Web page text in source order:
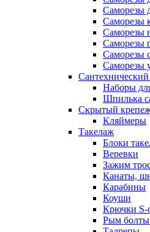
Саморезы
Саморезы
Саморезы
Саморезы
Саморезы
Саморезы
Наборы
Шпилька
Скрытый
Кляймеры
Такелаж
Блоки
Веревки
Зажим
Канаты,
Карабины
Коуши
Крючки S-
Рым болты